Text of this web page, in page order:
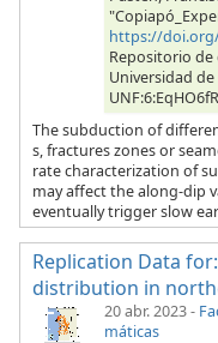
https://doi.org/
Repositorio de
Universidad de
The subduction of
s, fractures zones or
rate characterization of
may affect the along-dip
eventually trigger slow
Replication Data
distribution in
20 abr. 2023-
máticas